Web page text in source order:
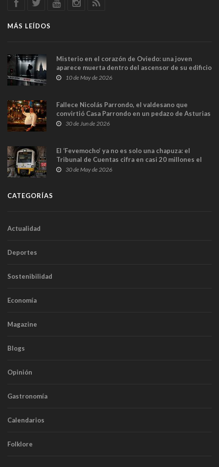
MÁS LEÍDOS
Misterio en el corazón de Oviedo: una joven
aparece muerta dentro del ascensor de su edificio
y las cámaras captan sus últimos minutos
10 de May de 2026
Fallece Nicolás Parrondo, el valdesano que
convirtió Casa Parrondo en un pedazo de Asturias
en Madrid
30 de Jun de 2026
El ‘Fevemocho’ ya no es solo una chapuza: el
Tribunal de Cuentas cifra en casi 20 millones el
sobrecoste de los trenes que no cabían por los
30 de May de 2026
CATEGORÍAS
Actualidad
Deportes
Sostenibilidad
Economía
Magazine
Blogs
Opinión
Gastronomía
Calendarios
Folklore